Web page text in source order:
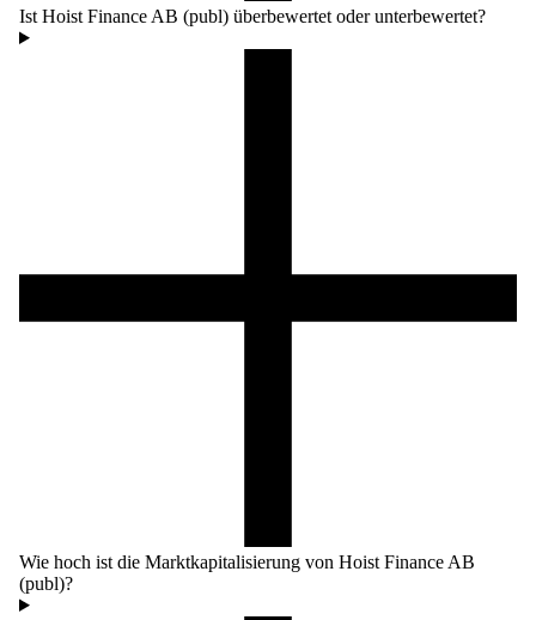
Ist Hoist Finance AB (publ) überbewertet oder unterbewertet?
Wie hoch ist die Marktkapitalisierung von Hoist Finance AB
(publ)?